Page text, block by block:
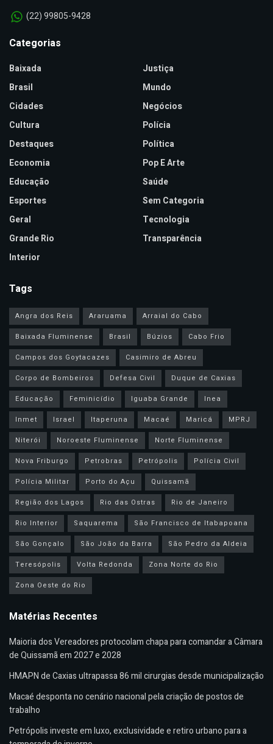
(22) 99805-9428
Categorias
Baixada
Brasil
Cidades
Cultura
Destaques
Economia
Educação
Esportes
Geral
Grande Rio
Interior
Justiça
Mundo
Negócios
Polícia
Política
Pop E Arte
Saúde
Sem Categoria
Tecnologia
Transparência
Tags
Angra dos Reis Araruama
Arraial do Cabo
Baixada Fluminense
Brasil Búzios
Cabo Frio
Campos dos Goytacazes
Casimiro de Abreu
Corpo de Bombeiros
Defesa Civil
Duque de Caxias
Educação
Feminicídio Iguaba Grande
Inea
Inmet
Israel Itaperuna Macaé Maricá
MPRJ
Niterói
Noroeste Fluminense
Norte Fluminense
Nova Friburgo
Petrobras Petrópolis
Polícia Civil
Polícia Militar
Porto do Açu
Quissamã
Região dos Lagos
Rio das Ostras
Rio de Janeiro
Rio Interior
Saquarema
São Francisco de Itabapoana
São Gonçalo
São João da Barra
São Pedro da Aldeia
Teresópolis
Volta Redonda
Zona Norte do Rio
Zona Oeste do Rio
Matérias Recentes
Maioria dos Vereadores protocolam chapa para comandar a Câmara
de Quissamã em 2027 e 2028
HMAPN de Caxias ultrapassa 86 mil cirurgias desde municipalização
Macaé desponta no cenário nacional pela criação de postos de
trabalho
Petrópolis investe em luxo, exclusividade e retiro urbano para a